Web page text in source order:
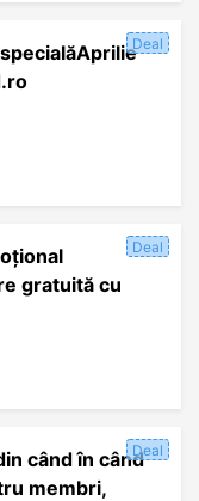
Deal
Deal
gratuită cu
Deal
când în când
membri,